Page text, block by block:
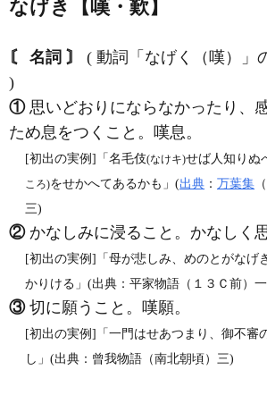
なげき【嘆・歎】
〘 名詞 〙 ( 動詞「なげく（嘆）」
)
①思いどおりにならなかったり、
ため息をつくこと。嘆息。
[初出の実例]「名毛伎(なけキ)せば人知りぬ
ころ)をせかへてあるかも」(出典 ： 万葉集
三)
②かなしみに浸ること。かなしく
[初出の実例]「母が悲しみ、めのとがなげ
かりける」(出典：平家物語（１３Ｃ前）
③切に願うこと。嘆願。
[初出の実例]「一門はせあつまり、御不審
し」(出典：曾我物語（南北朝頃）三)